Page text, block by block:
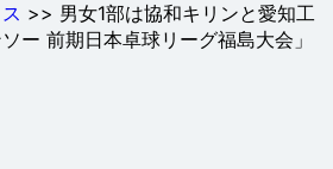
>> 男女1部は協和キリンと愛知工
ー 前期日本卓球リーグ福島大会」